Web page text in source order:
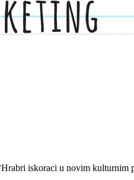
iskoraci u novim kulturnim